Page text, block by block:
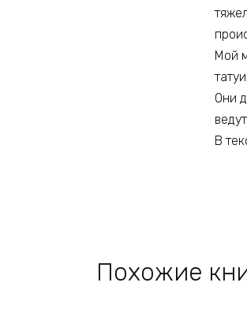
Мой
Они
В
Похожие